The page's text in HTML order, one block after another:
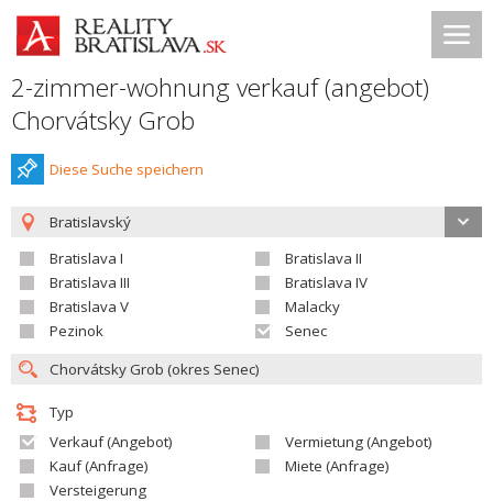
2-zimmer-wohnung verkauf (angebot)
Chorvátsky Grob
Diese Suche speichern
Bratislavský
Bratislava I
Bratislava II
Bratislava III
Bratislava IV
Bratislava V
Malacky
Pezinok
Senec
Typ
Verkauf (Angebot)
Vermietung (Angebot)
Kauf (Anfrage)
Miete (Anfrage)
Versteigerung